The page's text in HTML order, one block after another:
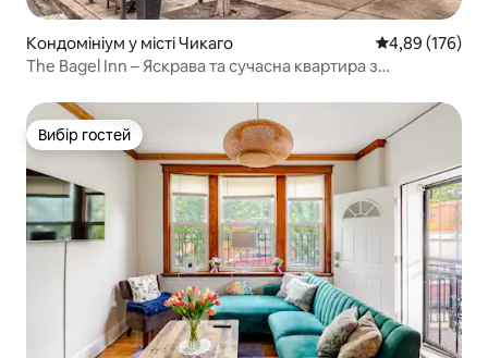
Кондомініум у місті Чикаго Середня
4,89 (176)
The Bagel Inn – Яскрава та сучасна квартира з
Вибір гостей
Вибір гостей